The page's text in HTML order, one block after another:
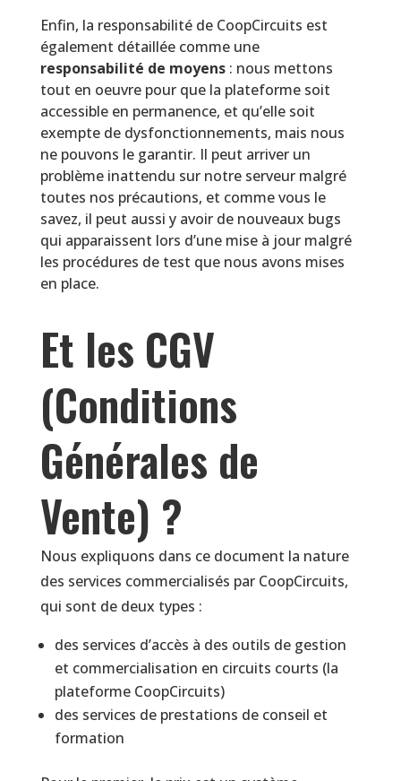
Enfin, la responsabilité de CoopCircuits est
également détaillée comme une
responsabilité de moyens: nous mettons
tout en oeuvre pour que la plateforme soit
accessible en permanence, et qu’elle soit
exempte de dysfonctionnements, mais nous
ne pouvons le garantir. Il peut arriver un
problème inattendu sur notre serveur malgré
toutes nos précautions, et comme vous le
savez, il peut aussi y avoir de nouveaux bugs
qui apparaissent lors d’une mise à jour malgré
les procédures de test que nous avons mises
en place.
Et les CGV
(Conditions
Générales de
Vente) ?
Nous expliquons dans ce document la nature
des services commercialisés par CoopCircuits,
qui sont de deux types :
des services d’accès à des outils de gestion
et commercialisation en circuits courts (la
plateforme CoopCircuits)
des services de prestations de conseil et
formation